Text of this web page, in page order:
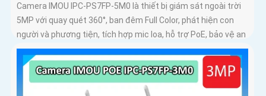
Camera IMOU IPC-PS7FP-5M0 là thiết bị giám sát ngoài trời
5MP với quay quét 360°, ban đêm Full Color, phát hiện con
người và phương tiện, tích hợp mic loa, hỗ trợ PoE, bảo vệ an
ninh toàn diện